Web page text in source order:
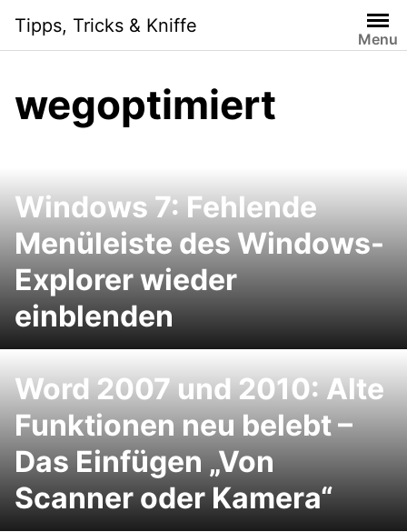
content
Tipps, Tricks & Kniffe
Menu
wegoptimiert
Windows 7: Fehlende
Menüleiste des Windows-
Explorer wieder
einblenden
Word 2007 und 2010: Alte
Funktionen neu belebt –
Das Einfügen „Von
Scanner oder Kamera“